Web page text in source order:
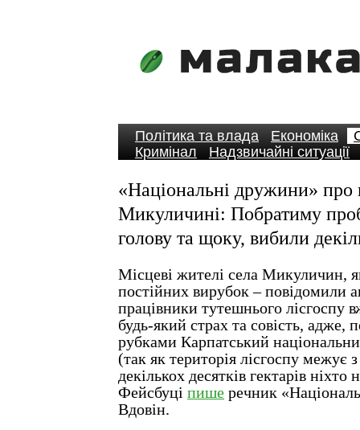
Політика та влада Економіка
Кримінал
Надзвичайні ситуації
«Національні дружини» про
Микуличині: Побратиму
голову та щоку, вибили
Місцеві жителі села Микуличин,
постійних вирубок – повідомили
працівники тутешнього лісгоспу
будь-який страх та совість, адже,
рубками Карпатський
(так як територія лісгоспу межує
декількох десятків гектарів
Фейсбуці пише речник
Вдовін.